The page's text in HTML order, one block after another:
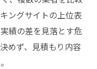
ングサイトの上位表
績の差を見落とす危
めず、見積もり内容